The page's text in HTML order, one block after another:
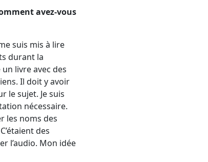
avez-vous
suis mis à lire
durant la
livre avec des
Il doit y avoir
le sujet. Je suis
nécessaire.
les noms des
des
l’audio. Mon idée